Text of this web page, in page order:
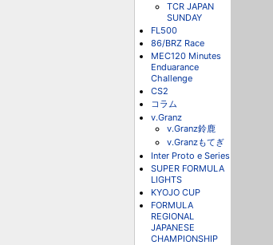
TCR JAPAN
SUNDAY
FL500
86/BRZ Race
MEC120 Minutes
Enduarance
Challenge
CS2
コラム
v.Granz
v.Granz鈴鹿
v.Granzもてぎ
Inter Proto e Series
SUPER FORMULA
LIGHTS
KYOJO CUP
FORMULA
REGIONAL
JAPANESE
CHAMPIONSHIP